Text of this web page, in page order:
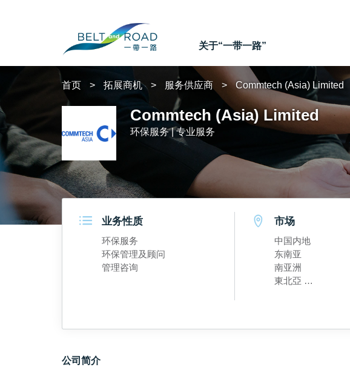
关于“一带一路”
首页 拓展商机 服务供应商 Commtech (Asia) Limited
Commtech (Asia) Limited
环保服务 | 专业服务
业务性质
环保服务
环保管理及顾问
管理咨询
市场
中国内地
东南亚
南亚洲
東北亞
公司简介